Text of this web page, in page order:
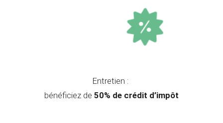
Entretien :
bénéficiez de 50% de crédit d’impôt